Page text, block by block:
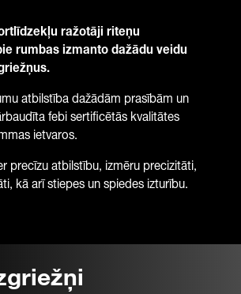
ražotāji riteņu
rumbas izmanto dažādu veidu
atbilstība dažādām prasībām un
febi sertificētās kvalitātes
ietvaros.
precīzu atbilstību, izmēru precizitāti,
kā arī stiepes un spiedes izturību.